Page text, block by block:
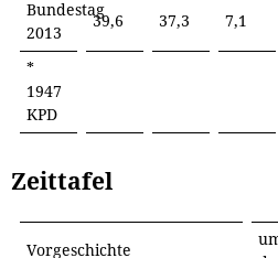
Bundestag
2013
39,6 37,3 7,1
*
1947
KPD
Zeittafel
Vorgeschichte